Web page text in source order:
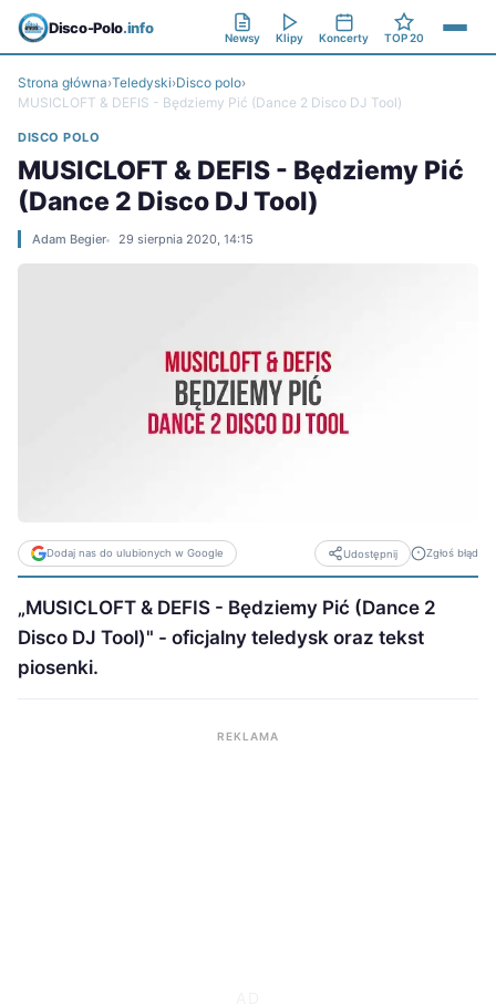
Disco-Polo.info
Newsy Klipy Koncerty TOP 20
Strona główna›Teledyski›Disco polo›
MUSICLOFT & DEFIS - Będziemy Pić (Dance 2 Disco DJ Tool)
DISCO POLO
MUSICLOFT & DEFIS - Będziemy Pić
(Dance 2 Disco DJ Tool)
Adam Begier 29 sierpnia 2020, 14:15
Dodaj nas do ulubionych w Google Udostępnij Zgłoś błąd
„MUSICLOFT & DEFIS - Będziemy Pić (Dance 2
Disco DJ Tool)" - oficjalny teledysk oraz tekst
piosenki.
REKLAMA